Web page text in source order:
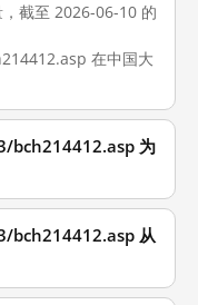
截至 2026-06-10 的
在中国大
bch214412.asp 为
bch214412.asp 从